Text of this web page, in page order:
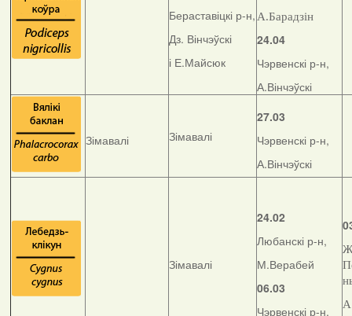
Бераставіцкі р-н,
Дз. Вінчэўскі
і Е.Майсюк
А.Барадзін
24.04
Чэрвенскі р-н,
А.Вінчэўскі
Зімавалі Зімавалі
27.03
Чэрвенскі р-н,
А.Вінчэўскі
Зімавалі
24.02
Любанскі р-н,
М.Верабей
06.03
Чэрвенскі р-н,